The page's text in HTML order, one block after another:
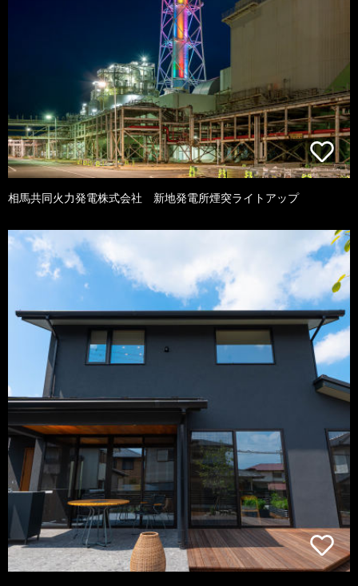
相馬共同火力発電株式会社 新地発電所煙突ライトアップ